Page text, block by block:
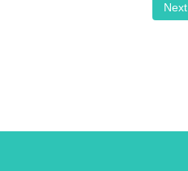
Next